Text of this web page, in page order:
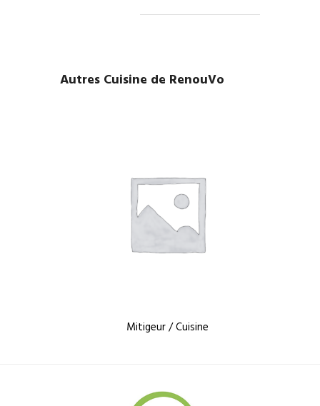
Autres Cuisine de RenouVo
Mitigeur / Cuisine